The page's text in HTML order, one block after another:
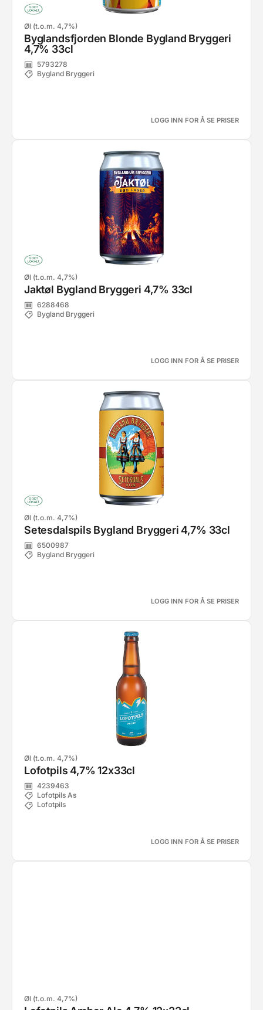
Øl (t.o.m. 4,7%)
Byglandsfjorden Blonde Bygland Bryggeri
4,7% 33cl
5793278
Bygland Bryggeri
LOGG INN FOR Å SE PRISER
Øl (t.o.m. 4,7%)
Jaktøl Bygland Bryggeri 4,7% 33cl
6288468
Bygland Bryggeri
LOGG INN FOR Å SE PRISER
Øl (t.o.m. 4,7%)
Setesdalspils Bygland Bryggeri 4,7% 33cl
6500987
Bygland Bryggeri
LOGG INN FOR Å SE PRISER
Øl (t.o.m. 4,7%)
Lofotpils 4,7% 12x33cl
4239463
Lofotpils As
Lofotpils
LOGG INN FOR Å SE PRISER
Øl (t.o.m. 4,7%)